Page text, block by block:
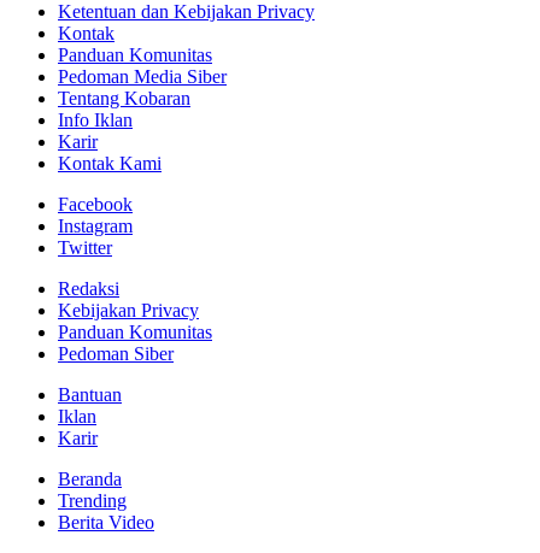
Ketentuan dan Kebijakan Privacy
Kontak
Panduan Komunitas
Pedoman Media Siber
Tentang Kobaran
Info Iklan
Karir
Kontak Kami
Facebook
Instagram
Twitter
Redaksi
Kebijakan Privacy
Panduan Komunitas
Pedoman Siber
Bantuan
Iklan
Karir
Beranda
Trending
Berita Video